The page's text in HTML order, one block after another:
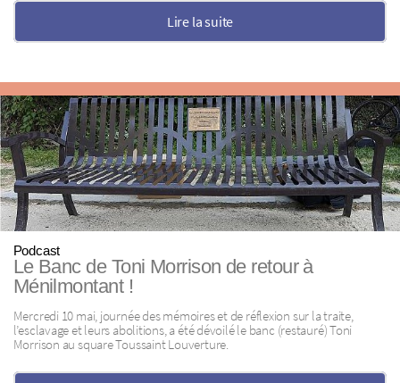
Lire la suite
Podcast
Le Banc de Toni Morrison de retour à
Ménilmontant !
Mercredi 10 mai, journée des mémoires et de réflexion sur la traite,
l’esclavage et leurs abolitions, a été dévoilé le banc (restauré) Toni
Morrison au square Toussaint Louverture.